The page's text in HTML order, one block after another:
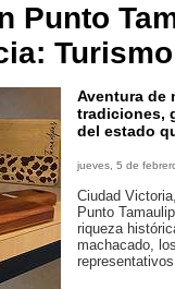
Punto
Turismo
Aventura de
tradiciones,
del estado
jueves, 5 de
Ciudad
Punto
riqueza
machacado,